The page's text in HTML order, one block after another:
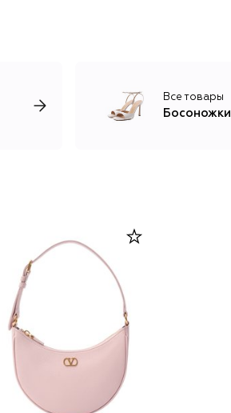
Все товары
Босоножки